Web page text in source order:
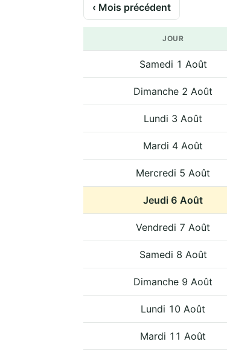
‹ Mois précédent
JOUR
Samedi 1 Août
Dimanche 2 Août
Lundi 3 Août
Mardi 4 Août
Mercredi 5 Août
Jeudi 6 Août
Vendredi 7 Août
Samedi 8 Août
Dimanche 9 Août
Lundi 10 Août
Mardi 11 Août